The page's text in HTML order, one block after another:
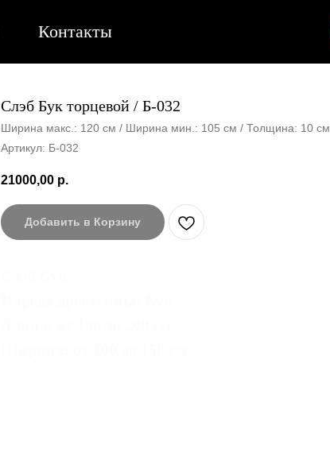
Контакты
Слэб Бук торцевой / Б-032
Ширина макс.: 120 см / Ширина мин.: 105 см / Толщина: 10 см
Артикул: Б-032
21000,00 р.
Добавить в Корзину